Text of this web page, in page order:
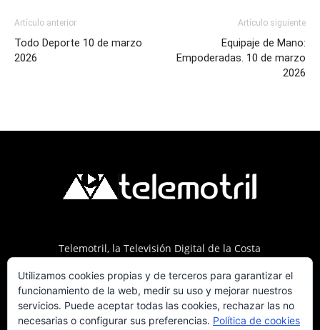
Artículo anterior
Todo Deporte 10 de marzo
2026
Artículo siguiente
Equipaje de Mano:
Empoderadas. 10 de marzo
2026
Telemotril, la Televisión Digital de la Costa
del 107.7 en OndaSur Motril.
Utilizamos cookies propias y de terceros para garantizar el
funcionamiento de la web, medir su uso y mejorar nuestros
servicios. Puede aceptar todas las cookies, rechazar las no
necesarias o configurar sus preferencias. Política de cookies